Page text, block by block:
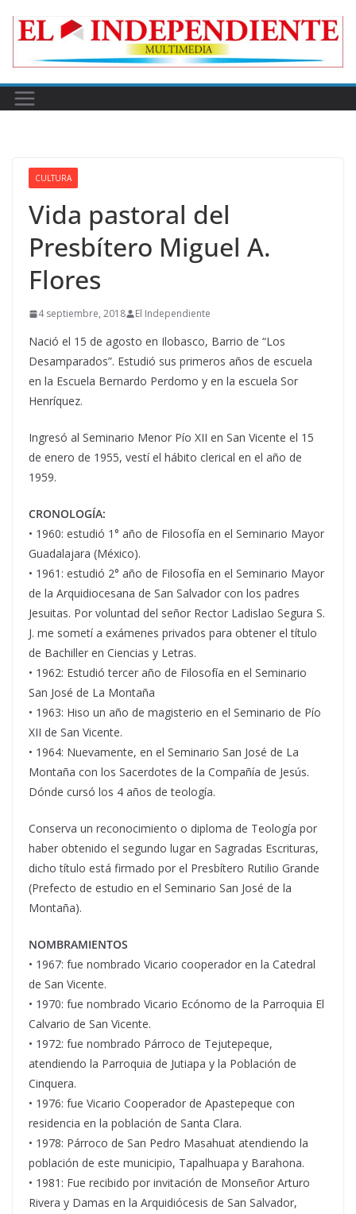
CULTURA
Vida pastoral del
Presbítero Miguel A.
Flores
4 septiembre, 2018 El Independiente
Nació el 15 de agosto en Ilobasco, Barrio de “Los
Desamparados”. Estudió sus primeros años de escuela
en la Escuela Bernardo Perdomo y en la escuela Sor
Henríquez.
Ingresó al Seminario Menor Pío XII en San Vicente el 15
de enero de 1955, vestí el hábito clerical en el año de
1959.
CRONOLOGÍA:
• 1960: estudió 1° año de Filosofía en el Seminario Mayor
Guadalajara (México).
• 1961: estudió 2° año de Filosofía en el Seminario Mayor
de la Arquidiocesana de San Salvador con los padres
Jesuitas. Por voluntad del señor Rector Ladislao Segura S.
J. me sometí a exámenes privados para obtener el título
de Bachiller en Ciencias y Letras.
• 1962: Estudió tercer año de Filosofía en el Seminario
San José de La Montaña
• 1963: Hiso un año de magisterio en el Seminario de Pío
XII de San Vicente.
• 1964: Nuevamente, en el Seminario San José de La
Montaña con los Sacerdotes de la Compañía de Jesús.
Dónde cursó los 4 años de teología.
Conserva un reconocimiento o diploma de Teología por
haber obtenido el segundo lugar en Sagradas Escrituras,
dicho título está firmado por el Presbítero Rutilio Grande
(Prefecto de estudio en el Seminario San José de la
Montaña).
NOMBRAMIENTOS
• 1967: fue nombrado Vicario cooperador en la Catedral
de San Vicente.
• 1970: fue nombrado Vicario Ecónomo de la Parroquia El
Calvario de San Vicente.
• 1972: fue nombrado Párroco de Tejutepeque,
atendiendo la Parroquia de Jutiapa y la Población de
Cinquera.
• 1976: fue Vicario Cooperador de Apastepeque con
residencia en la población de Santa Clara.
• 1978: Párroco de San Pedro Masahuat atendiendo la
población de este municipio, Tapalhuapa y Barahona.
• 1981: Fue recibido por invitación de Monseñor Arturo
Rivera y Damas en la Arquidiócesis de San Salvador,